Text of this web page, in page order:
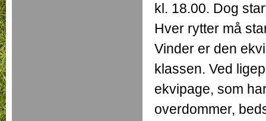
kl. 18.00. Dog
Hver rytter må
Vinder er den
klassen. Ved
ekvipage, som
overdommer,